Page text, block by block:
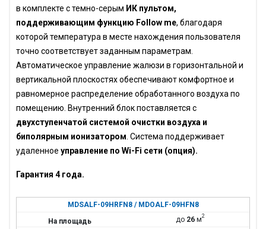
в комплекте с темно-серым ИК пультом,
поддерживающим функцию Follow me, благодаря
которой температура в месте нахождения пользователя
точно соответствует заданным параметрам.
Автоматическое управление жалюзи в горизонтальной и
вертикальной плоскостях обеспечивают комфортное и
равномерное распределение обработанного воздуха по
помещению. Внутренний блок поставляется с
двухступенчатой системой очистки воздуха и
биполярным ионизатором . Система поддерживает
удаленное управление по Wi-Fi сети (опция).
Гарантия 4 года.
MDSALF-09HRFN8 / MDOALF-09HFN8
до 26 м2